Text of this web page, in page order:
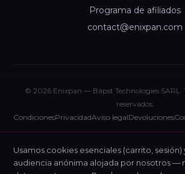
Programa de afiliados
contact@enixpan.com
© 2026 Enixpan — Bapst Technologies SARL.
reservados.
CondicionesPrivacidadAviso legalDevoluciones
Usamos cookies esenciales (carrito,
audiencia anónima alojada por nosotros —